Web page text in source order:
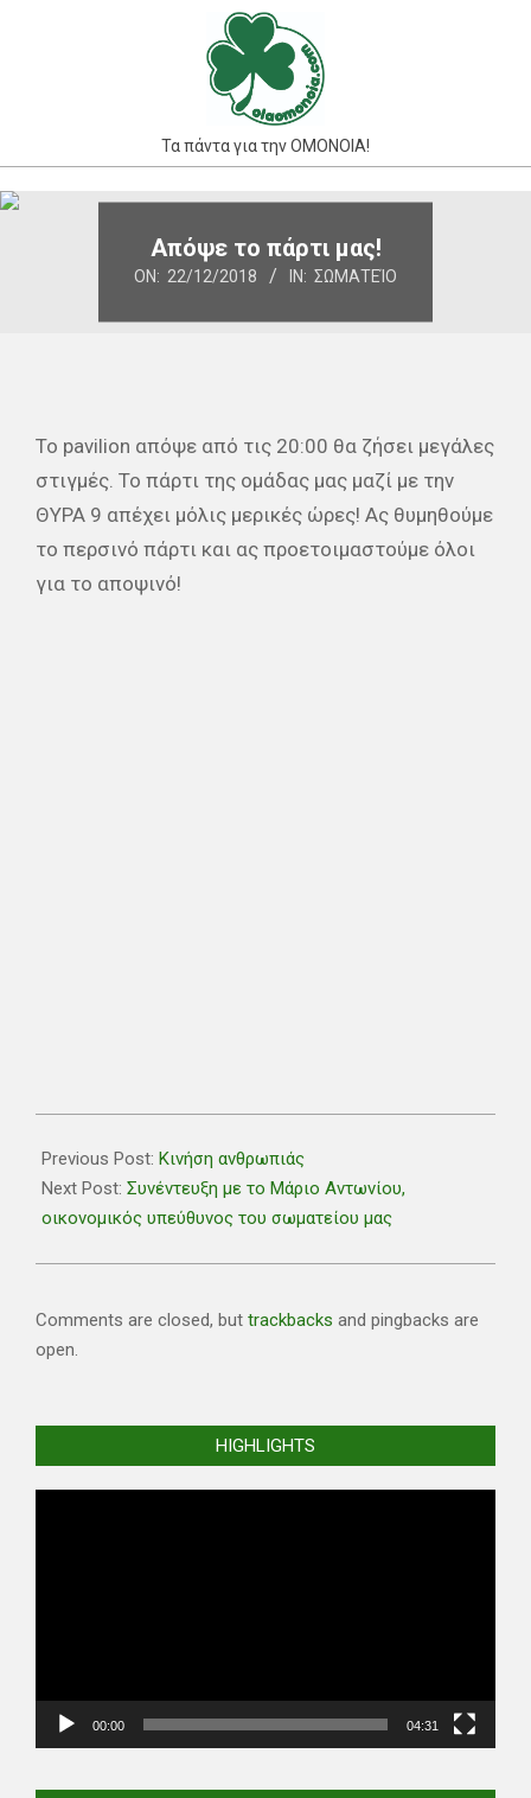
Τα πάντα για την ΟΜΟΝΟΙΑ!
Primary
Απόψε το πάρτι μας!
ON: 22/12/2018 IN: ΣΩΜΑΤΕΊΟ
Το pavilion απόψε από τις 20:00 θα ζήσει μεγάλες
στιγμές. Το πάρτι της ομάδας μας μαζί με την
ΘΥΡΑ 9 απέχει μόλις μερικές ώρες! Ας θυμηθούμε
το περσινό πάρτι και ας προετοιμαστούμε όλοι
για το αποψινό!
12-
22
Previous Post: Κινήση ανθρωπιάς
Next Post: Συνέντευξη με το Μάριο Αντωνίου,
οικονομικός υπεύθυνος του σωματείου μας
Comments are closed, but trackbacks and pingbacks are
open.
HIGHLIGHTS
00:00 04:31